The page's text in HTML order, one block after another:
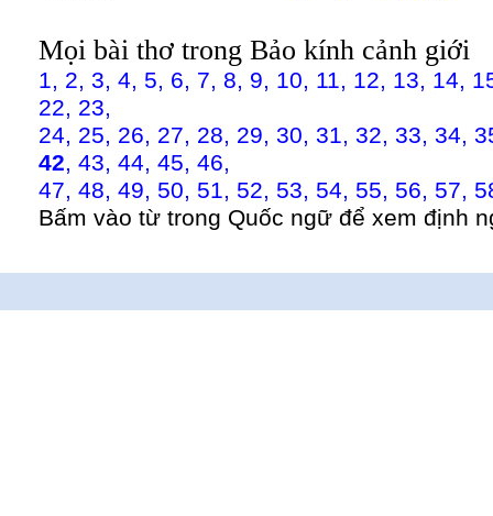
Mọi bài thơ trong Bảo kính cảnh giới
1, 2, 3, 4, 5, 6, 7, 8, 9, 10, 11, 12, 13, 14,
22, 23,
24, 25, 26, 27, 28, 29, 30, 31, 32, 33, 34,
42, 43, 44, 45, 46,
47, 48, 49, 50, 51, 52, 53, 54, 55, 56, 57,
Bấm vào từ trong Quốc ngữ để xem định